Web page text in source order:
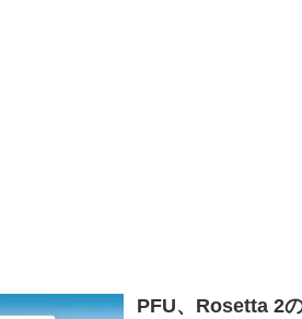
PFU、Rosetta 2